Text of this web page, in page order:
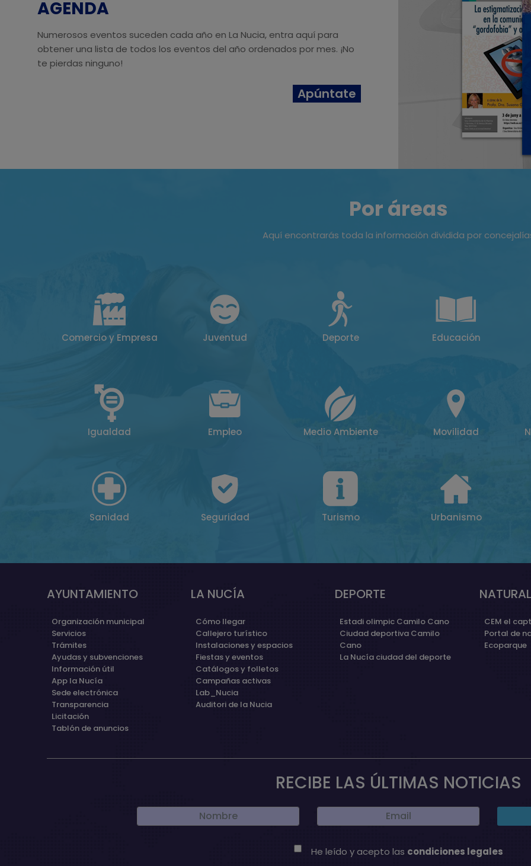
AGENDA
Numerosos eventos suceden cada año en La Nucia, entra aquí para
obtener una lista de todos los eventos del año ordenados por mes. ¡No
te pierdas ninguno!
Apúntate
Por áreas
Aquí encontrarás toda la información dividida por
Comercio y Empresa Juventud Deporte Educación
Igualdad Empleo Medio Ambiente Movilidad
Sanidad Seguridad Turismo Urbanismo
AYUNTAMIENTO
Organización municipal
Servicios
Trámites
Ayudas y subvenciones
Información útil
App la Nucía
Sede electrónica
Transparencia
Licitación
Tablón de anuncios
LA NUCÍA
Cómo llegar
Callejero turístico
Instalaciones y espacios
Fiestas y eventos
Catálogos y folletos
Campañas activas
Lab_Nucia
Auditori de la Nucia
DEPORTE
Estadi olimpic Camilo Cano
Ciudad deportiva Camilo
Cano
La Nucía ciudad del deporte
CEM el
Portal de
Ecoparque
RECIBE LAS ÚLTIMAS NOTICIAS
He leído y acepto las condiciones legales